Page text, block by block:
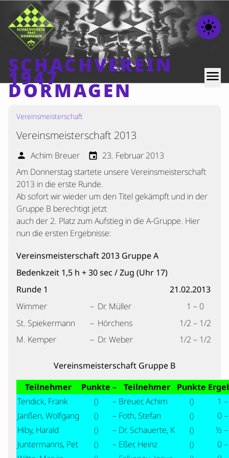
light_mode
SCHACHVEREIN
1947
DORMAGEN
menu
Home
Beiträge
Mannschaften
Ranglisten
Termine
Verschiedenes
Kontakt
Vereinsmeisterschaft
Vereinsmeisterschaft 2013
person Achim Breuer event 23. Februar 2013
Am Donnerstag startete unsere Vereinsmeisterschaft
2013 in die erste Runde.
Ab sofort wir wieder um den Titel gekämpft und in der
Gruppe B berechtigt jetzt
auch der 2. Platz zum Aufstieg in die A-Gruppe. Hier
nun die ersten Ergebnisse:
Vereinsmeisterschaft 2013 Gruppe A
Bedenkzeit 1,5 h + 30 sec / Zug (Uhr 17)
Runde 1
21.02.2013
Wimmer
– Dr. Müller
1 – 0
St. Spiekermann
– Hörchens
1/2 – 1/2
M. Kemper
– Dr. Weber 1/2 – 1/2
Vereinsmeisterschaft Gruppe B
Teilnehmer
Punkte – Teilnehmer Punkte
Tendick, Frank
() – Breuer, Achim ()
1
Janßen, Wolfgang
() – Foth, Stefan ()
0
Hiby, Harald
() – Dr. Schauerte, K ()
½
Juntermanns, Pet
() – Eßer, Heinz ()
0